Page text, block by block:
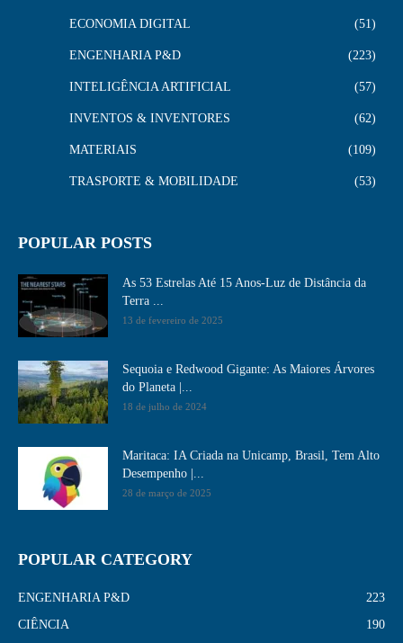
ECONOMIA DIGITAL 51
ENGENHARIA P&D 223
INTELIGÊNCIA ARTIFICIAL 57
INVENTOS & INVENTORES 62
MATERIAIS 109
TRASPORTE & MOBILIDADE 53
POPULAR POSTS
As 53 Estrelas Até 15 Anos-Luz de Distância da
Terra ...
13 de fevereiro de 2025
Sequoia e Redwood Gigante: As Maiores Árvores
do Planeta |...
18 de julho de 2024
Maritaca: IA Criada na Unicamp, Brasil, Tem Alto
Desempenho​ |...
28 de março de 2025
POPULAR CATEGORY
ENGENHARIA P&D
223
CIÊNCIA
190